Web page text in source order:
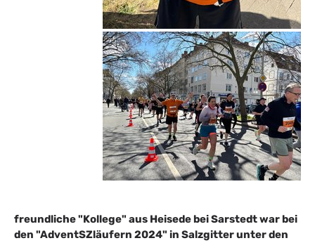
freundliche "Kollege" aus Heisede bei Sarstedt war bei
den "AdventSZläufern 2024" in Salzgitter unter den